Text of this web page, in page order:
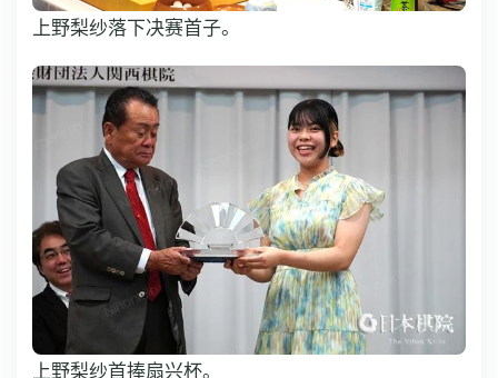
上野梨纱落下决赛首子。
上野梨纱首捧扇兴杯。